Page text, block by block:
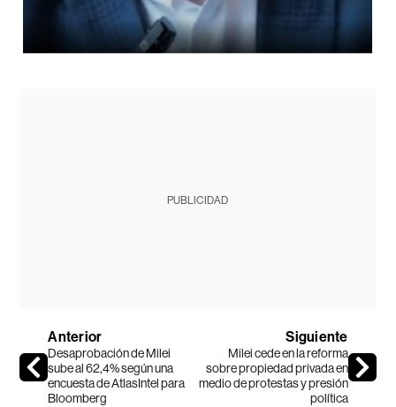
PUBLICIDAD
Anterior
Desaprobación de Milei
sube al 62,4% según una
encuesta de AtlasIntel para
Bloomberg
Siguiente
Milei cede en la reforma
sobre propiedad privada en
medio de protestas y presión
política